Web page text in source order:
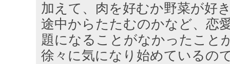
加えて、肉を好むか野菜が好
途中からたたむのかなど、恋
題になることがなかったこと
徐々に気になり始めているの